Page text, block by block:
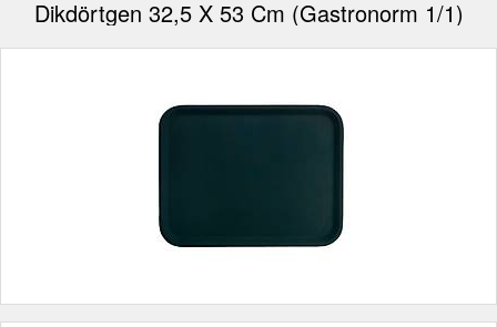
Dikdörtgen 32,5 X 53 Cm (Gastronorm 1/1)